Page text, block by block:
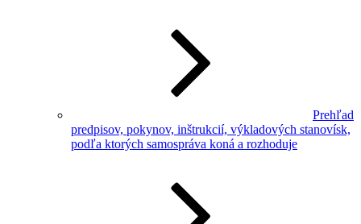
Prehľad
predpisov, pokynov, inštrukcií, výkladových stanovísk,
podľa ktorých samospráva koná a rozhoduje